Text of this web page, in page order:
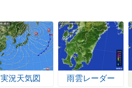
実況天気図 雨雲レーダー